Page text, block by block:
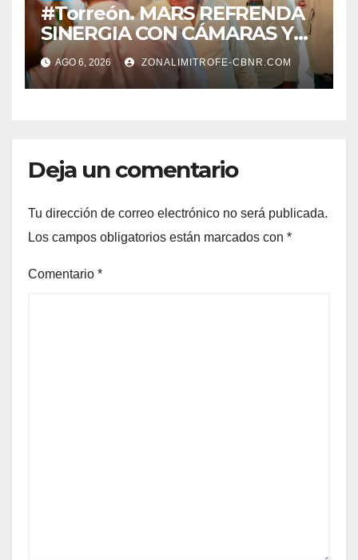
#Torreón. MARS REFRENDA
SINERGIA CON CÁMARAS Y
ORGANISMOS, EN BENEFICIO
DEL DESARROLLO DE
TORREÓN
AGO 6, 2026 ZONALIMITROFE-CBNR.COM
Deja un comentario
Tu dirección de correo electrónico no será publicada.
Los campos obligatorios están marcados con *
Comentario *